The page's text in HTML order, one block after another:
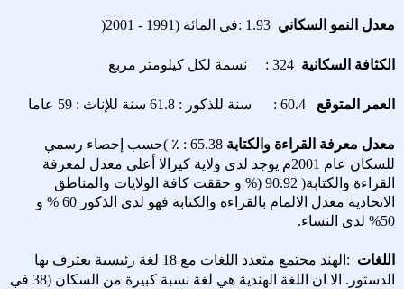
معدل النمو السكاني : 1.93في المائة (1991 - 2001 )
الكثافة السكانية : 324 نسمة لكل كيلومتر مربع
العمر المتوقع : 60.4 سنة للذكور : 61.8 سنة للإناث : 59 عاما
معدل معرفة القراءة والكتابة : 65.38 ٪ (حسب إحصاء رسمي
للسكان عام 2001م يوجد لدى ولاية كيرالا أعلى معدل لمعرفة
القراءة والكتابة( 90.92
%) و حققت كافة الولايات والمناطق
الاتحادية معدل الالمام بالقراءه والكتابة فهو لدى الذكور 60 % و
50% لدى النساء
.
اللغات :
الهند مجتمع متعدد اللغات مع 18 لغة رئيسية يعترف بها
الدستور. الا ان اللغة الهندية هي لغة نسبة كبيرة من السكان (38 في